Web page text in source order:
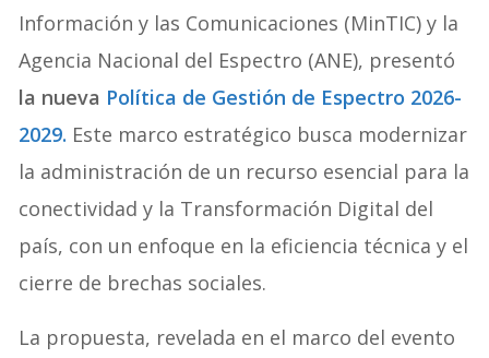
Información y las Comunicaciones (MinTIC) y la
Agencia Nacional del Espectro (ANE), presentó
la nueva Política de Gestión de Espectro 2026-
2029. Este marco estratégico busca modernizar
la administración de un recurso esencial para la
conectividad y la Transformación Digital del
país, con un enfoque en la eficiencia técnica y el
cierre de brechas sociales.
La propuesta, revelada en el marco del evento